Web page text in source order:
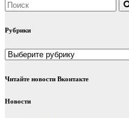
Рубрики
Рубрики
Читайте новости Вконтакте
Новости